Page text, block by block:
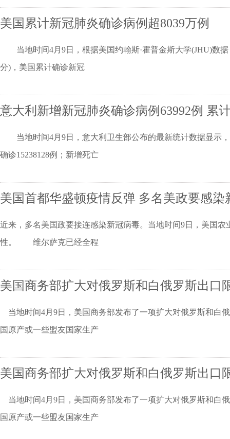
美国累计新冠肺炎确诊病例超8039万例
当地时间4月9日，根据美国约翰斯·霍普金斯大学(JHU)数据
分)，美国累计确诊新冠
意大利新增新冠肺炎确诊病例63992例 累
当地时间4月9日，意大利卫生部公布的最新统计数据显示，
确诊15238128例；新增死亡
美国首都华盛顿疫情反弹 多名美政要感染
近来，多名美国政要接连感染新冠病毒。当地时间9日，美国
性。 维尔萨克已经全程
美国商务部扩大对俄罗斯和白俄罗斯出口
当地时间4月9日，美国商务部发布了一项扩大对俄罗斯和白
国原产或一些盟友国家生产
美国商务部扩大对俄罗斯和白俄罗斯出口
当地时间4月9日，美国商务部发布了一项扩大对俄罗斯和白
国原产或一些盟友国家生产